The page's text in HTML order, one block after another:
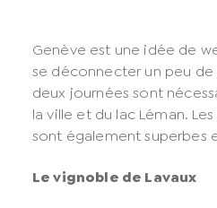
Genève est une idée de
se déconnecter un peu de
deux journées sont
la ville et du lac Léman.
sont également superbes
Le vignoble de Lavaux